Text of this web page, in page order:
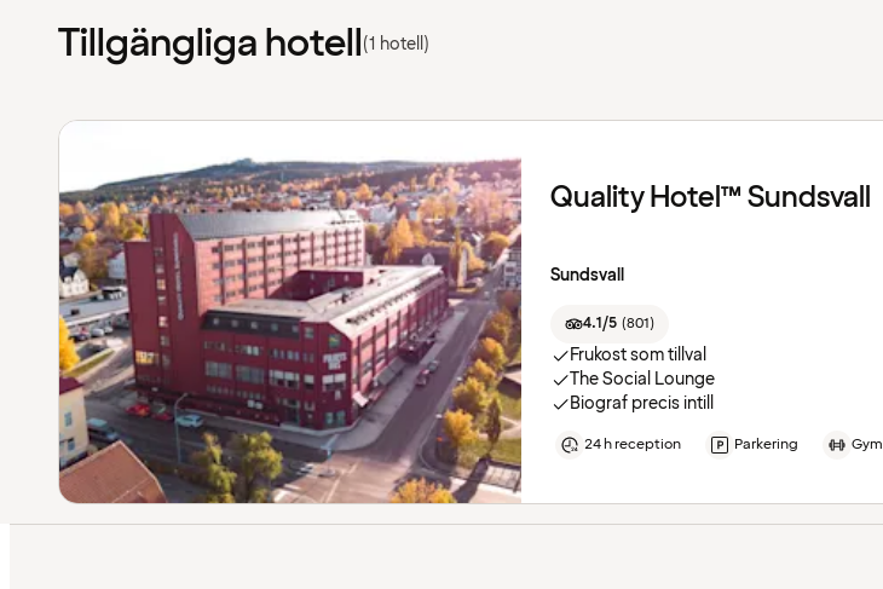
Tillgängliga hotell(1 hotell)
Quality Hotel™ Sundsvall
Sundsvall
4.1/5 (801)
Frukost som tillval
The Social Lounge
Biograf precis intill
24 h reception Parkering Gym